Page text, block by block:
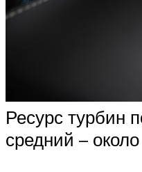
Ресурс турбин
средний –